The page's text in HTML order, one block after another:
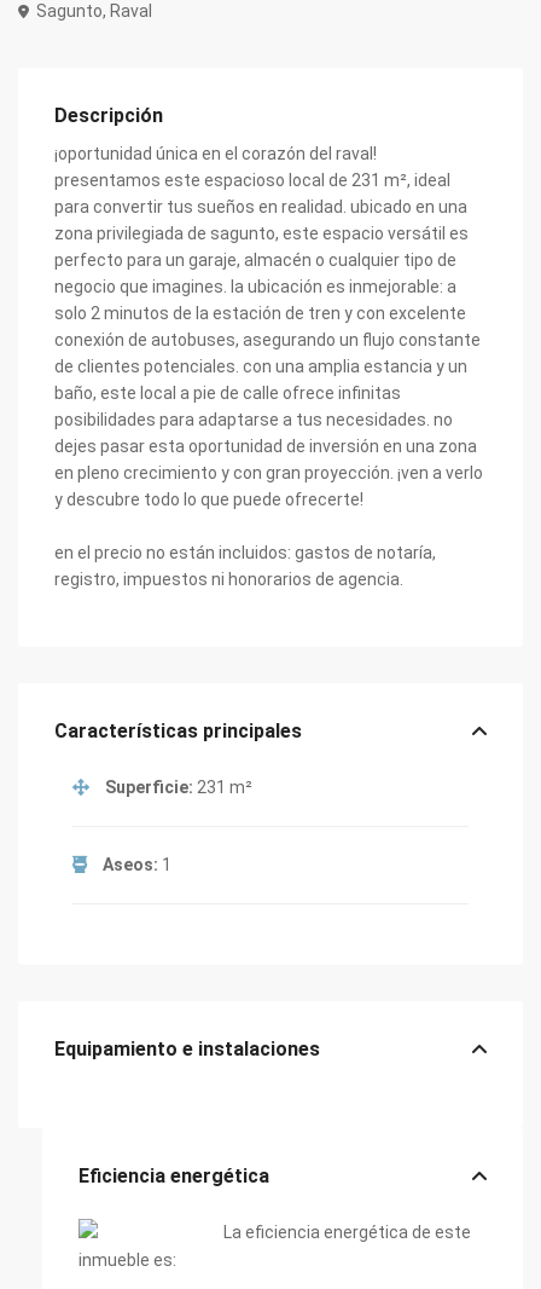
Sagunto, Raval
Descripción
¡oportunidad única en el corazón del raval!
presentamos este espacioso local de 231 m², ideal
para convertir tus sueños en realidad. ubicado en una
zona privilegiada de sagunto, este espacio versátil es
perfecto para un garaje, almacén o cualquier tipo de
negocio que imagines. la ubicación es inmejorable: a
solo 2 minutos de la estación de tren y con excelente
conexión de autobuses, asegurando un flujo constante
de clientes potenciales. con una amplia estancia y un
baño, este local a pie de calle ofrece infinitas
posibilidades para adaptarse a tus necesidades. no
dejes pasar esta oportunidad de inversión en una zona
en pleno crecimiento y con gran proyección. ¡ven a verlo
y descubre todo lo que puede ofrecerte!
en el precio no están incluidos: gastos de notaría,
registro, impuestos ni honorarios de agencia.
Características principales
Superficie: 231 m²
Aseos: 1
Equipamiento e instalaciones
Eficiencia energética
La eficiencia energética de este
inmueble es: